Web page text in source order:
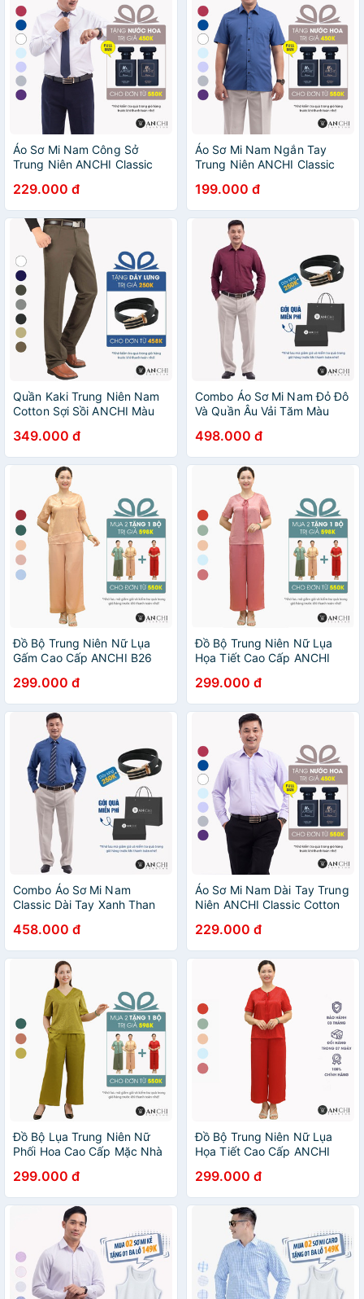
Áo Sơ Mi Nam Công Sở
Trung Niên ANCHI Classic
Túi Ngực
229.000 đ
Áo Sơ Mi Nam Ngắn Tay
Trung Niên ANCHI Classic
Cao Cấp
199.000 đ
Quần Kaki Trung Niên Nam
Cotton Sợi Sồi ANCHI Màu
Cao Cấp
349.000 đ
Combo Áo Sơ Mi Nam Đỏ Đô
Và Quần Âu Vải Tăm Màu
Cấp
498.000 đ
Đồ Bộ Trung Niên Nữ Lụa
Gấm Cao Cấp ANCHI B26
Quà Tặng Cho Mẹ
299.000 đ
Đồ Bộ Trung Niên Nữ Lụa
Họa Tiết Cao Cấp ANCHI
Quà Tặng Cho Mẹ
299.000 đ
Combo Áo Sơ Mi Nam
Classic Dài Tay Xanh Than
Niên ANCHI Cao Cấp
458.000 đ
Áo Sơ Mi Nam Dài Tay Trung
Niên ANCHI Classic Cotton
229.000 đ
Đồ Bộ Lụa Trung Niên Nữ
Phối Hoa Cao Cấp Mặc Nhà
B09 Xanh Cốm
299.000 đ
Đồ Bộ Trung Niên Nữ Lụa
Họa Tiết Cao Cấp ANCHI
Tặng Cho Mẹ
299.000 đ